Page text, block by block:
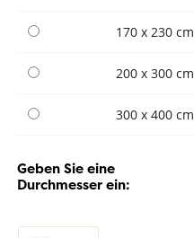
170 x 230 cm
200 x 300 cm
300 x 400 cm
Geben Sie eine
Durchmesser ein: